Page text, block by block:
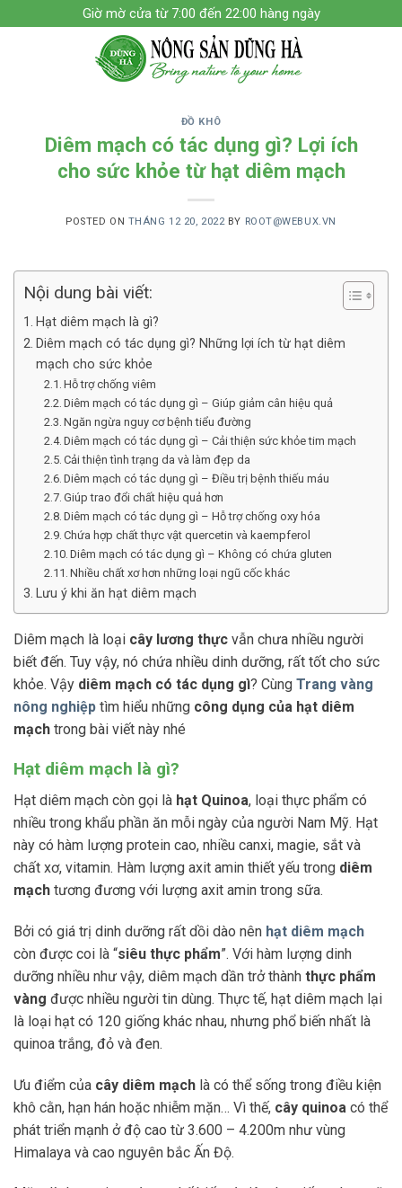
to
Giờ mờ cửa từ 7:00 đến 22:00 hàng ngày
ĐỒ KHÔ
Diêm mạch có tác dụng gì? Lợi ích
cho sức khỏe từ hạt diêm mạch
POSTED ON THÁNG 12 20, 2022 BY ROOT@WEBUX.VN
Nội dung bài viết:
Hạt diêm mạch là gì?
Diêm mạch có tác dụng gì? Những lợi ích từ hạt diêm
mạch cho sức khỏe
Hỗ trợ chống viêm
Diêm mạch có tác dụng gì – Giúp giảm cân hiệu quả
Ngăn ngừa nguy cơ bệnh tiểu đường
Diêm mạch có tác dụng gì – Cải thiện sức khỏe tim mạch
Cải thiện tình trạng da và làm đẹp da
Diêm mạch có tác dụng gì – Điều trị bệnh thiếu máu
Giúp trao đổi chất hiệu quả hơn
Diêm mạch có tác dụng gì – Hỗ trợ chống oxy hóa
Chứa hợp chất thực vật quercetin và kaempferol
Diêm mạch có tác dụng gì – Không có chứa gluten
Nhiều chất xơ hơn những loại ngũ cốc khác
Lưu ý khi ăn hạt diêm mạch
Diêm mạch là loại cây lương thực vẫn chưa nhiều người
biết đến. Tuy vậy, nó chứa nhiều dinh dưỡng, rất tốt cho sức
khỏe. Vậy diêm mạch có tác dụng gì? Cùng Trang vàng
nông nghiệp tìm hiểu những công dụng của hạt diêm
mạch trong bài viết này nhé
Hạt diêm mạch là gì?
Hạt diêm mạch còn gọi là hạt Quinoa, loại thực phẩm có
nhiều trong khẩu phần ăn mỗi ngày của người Nam Mỹ. Hạt
này có hàm lượng protein cao, nhiều canxi, magie, sắt và
chất xơ, vitamin. Hàm lượng axit amin thiết yếu trong diêm
mạch tương đương với lượng axit amin trong sữa.
Bởi có giá trị dinh dưỡng rất dồi dào nên hạt diêm mạch
còn được coi là “siêu thực phẩm”. Với hàm lượng dinh
dưỡng nhiều như vậy, diêm mạch dần trở thành thực phẩm
vàng được nhiều người tin dùng. Thực tế, hạt diêm mạch lại
là loại hạt có 120 giống khác nhau, nhưng phổ biến nhất là
quinoa trắng, đỏ và đen.
Ưu điểm của cây diêm mạch là có thể sống trong điều kiện
khô cằn, hạn hán hoặc nhiễm mặn… Vì thế, cây quinoa có thể
phát triển mạnh ở độ cao từ 3.600 – 4.200m như vùng
Himalaya và cao nguyên bắc Ấn Độ.